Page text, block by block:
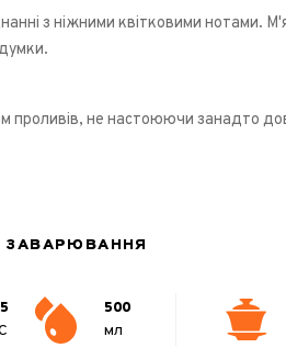
з ніжними квітковими нотами.
не настоюючи занадто
500
мл